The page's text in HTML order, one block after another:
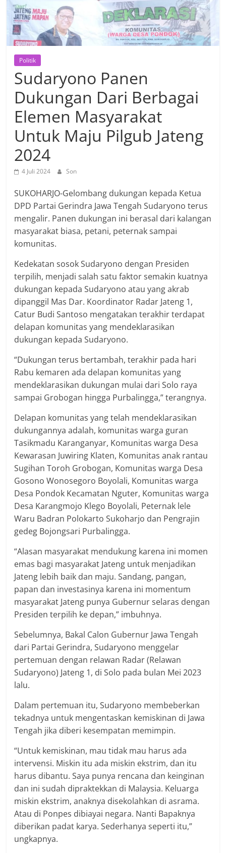
Politik
Sudaryono Panen
Dukungan Dari Berbagai
Elemen Masyarakat
Untuk Maju Pilgub Jateng
2024
4 Juli 2024 Son
SUKOHARJO-Gelombang dukungan kepada Ketua
DPD Partai Gerindra Jawa Tengah Sudaryono terus
mengalir. Panen dukungan ini berasal dari kalangan
masyarakat biasa, petani, peternak sampai
komunitas.
Kedekatan sosok Sudaryono dengan Presiden
terpilih, menjadi salah satu faktor semakin kuatnya
dukungan kepada Sudaryono atau yang akrab
dipanggil Mas Dar. Koordinator Radar Jateng 1,
Catur Budi Santoso mengatakan terakhir terdapat
delapan komunitas yang mendeklarasikan
dukungan kepada Sudaryono.
“Dukungan terus bertambah, terakhir pada hari
Rabu kemaren ada delapan komunitas yang
mendeklarasikan dukungan mulai dari Solo raya
sampai Grobogan hingga Purbalingga,” terangnya.
Delapan komunitas yang telah mendeklarasikan
dukungannya adalah, komunitas warga guran
Tasikmadu Karanganyar, Komunitas warga Desa
Kewarasan Juwiring Klaten, Komunitas anak rantau
Sugihan Toroh Grobogan, Komunitas warga Desa
Gosono Wonosegoro Boyolali, Komunitas warga
Desa Pondok Kecamatan Nguter, Komunitas warga
Desa Karangmojo Klego Boyolali, Peternak lele
Waru Badran Polokarto Sukoharjo dan Pengrajin
gedeg Bojongsari Purbalingga.
“Alasan masyarakat mendukung karena ini momen
emas bagi masyarakat Jateng untuk menjadikan
Jateng lebih baik dan maju. Sandang, pangan,
papan dan investasinya karena ini momentum
masyarakat Jateng punya Gubernur selaras dengan
Presiden terpilih ke depan,” imbuhnya.
Sebelumnya, Bakal Calon Gubernur Jawa Tengah
dari Partai Gerindra, Sudaryono menggelar
pertemuan dengan relawan Radar (Relawan
Sudaryono) Jateng 1, di Solo pada bulan Mei 2023
lalu.
Dalam pertemuan itu, Sudaryono membeberkan
tekadnya untuk mengentaskan kemiskinan di Jawa
Tengah jika diberi kesempatan memimpin.
“Untuk kemiskinan, mau tidak mau harus ada
intervensi. Miskin itu ada miskin ekstrim, dan itu
harus dibantu. Saya punya rencana dan keinginan
dan ini sudah dipraktekkan di Malaysia. Keluarga
miskin ekstrim, anaknya disekolahkan di asrama.
Atau di Ponpes dibiayai negara. Nanti Bapaknya
diberikan padat karya. Sederhanya seperti itu,”
ungkapnya.